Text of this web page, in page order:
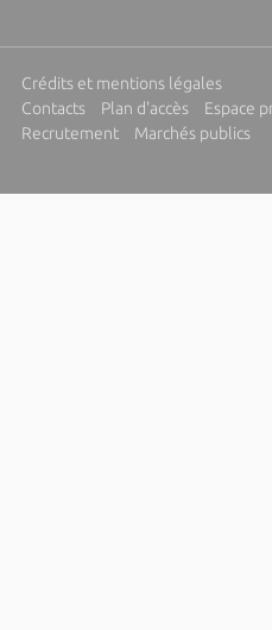
Crédits et mentions légales
Contacts
Plan d'accès Espace
Recrutement
Marchés publics